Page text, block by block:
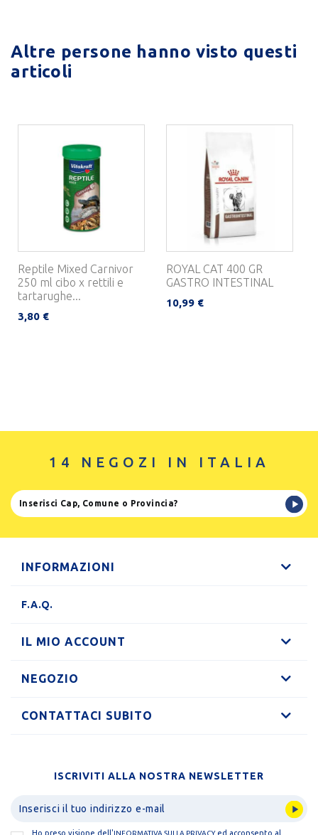
Altre persone hanno visto questi
articoli
Reptile Mixed Carnivor
250 ml cibo x rettili e
tartarughe...
3,80 €
ROYAL CAT 400 GR
GASTRO INTESTINAL
10,99 €
14 NEGOZI IN ITALIA
INFORMAZIONI
F.A.Q.
IL MIO ACCOUNT
NEGOZIO
CONTATTACI SUBITO
ISCRIVITI ALLA NOSTRA NEWSLETTER
Ho preso visione dell'INFORMATIVA SULLA PRIVACYed acconsento al